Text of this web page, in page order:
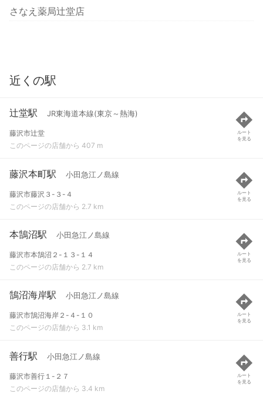
さなえ薬局辻堂店
近くの駅
辻堂駅 JR東海道本線(東京～熱海)
藤沢市辻堂
このページの店舗から 407 m
ルート
を見る
藤沢本町駅 小田急江ノ島線
藤沢市藤沢３-３-４
このページの店舗から 2.7 km
ルート
を見る
本鵠沼駅 小田急江ノ島線
藤沢市本鵠沼２-１３-１４
このページの店舗から 2.7 km
ルート
を見る
鵠沼海岸駅 小田急江ノ島線
藤沢市鵠沼海岸２-４-１０
このページの店舗から 3.1 km
ルート
を見る
善行駅 小田急江ノ島線
藤沢市善行１-２７
このページの店舗から 3.4 km
ルート
を見る